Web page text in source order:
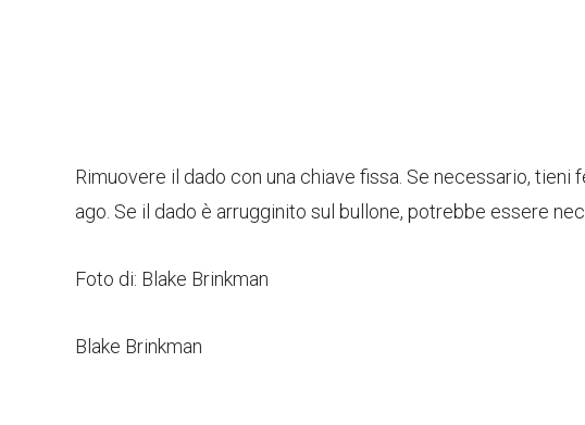
Rimuovere il dado con una chiave fissa. Se necessario, tieni
ago. Se il dado è arrugginito sul bullone, potrebbe essere
Foto di: Blake Brinkman
Blake Brinkman